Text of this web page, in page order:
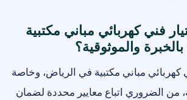
فني كهربائي مباني مكتبية
والموثوقية؟
مباني مكتبية في الرياض، وخاصة
من الضروري اتباع معايير محددة لضمان